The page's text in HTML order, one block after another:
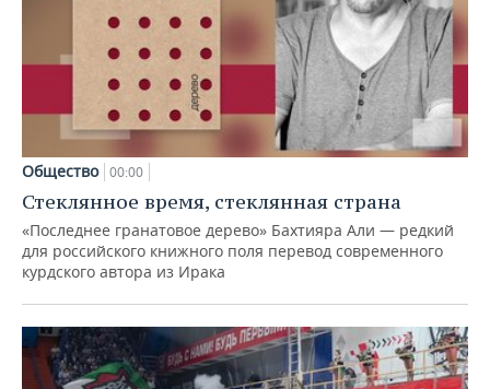
Общество 00:00
Стеклянное время, стеклянная страна
«Последнее гранатовое дерево» Бахтияра Али — редкий
для российского книжного поля перевод современного
курдского автора из Ирака